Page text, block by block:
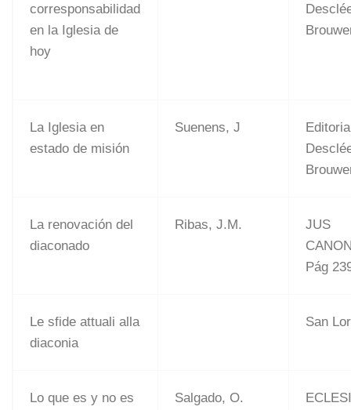
corresponsabilidad
en la Iglesia de
hoy
La Iglesia en
estado de misión
Suenens, J
La renovación del
diaconado
Ribas, J.M.
JUS
Pág
Le sfide attuali alla
diaconia
San
Lo que es y no es
Salgado, O.